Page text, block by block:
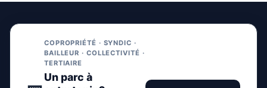
COPROPRIÉTÉ · SYNDIC ·
BAILLEUR · COLLECTIVITÉ ·
TERTIAIRE
Un parc à